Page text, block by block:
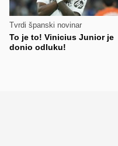
Tvrdi španski novinar
To je to! Vinicius Junior je
donio odluku!